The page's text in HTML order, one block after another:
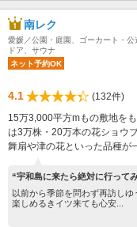
南レク
愛媛／公園・庭園、ゴーカート・
ドア、サウナ
ネット予約OK
4.1
(132件)
15万3,000平方mもの敷地を
は3万株・20万本の花ショウ
舞扇や津の花といった品種が
“宇和島に来たら絶対に行って
以前から季節を問わず再訪し
楽しめるきイツ来ても心安...